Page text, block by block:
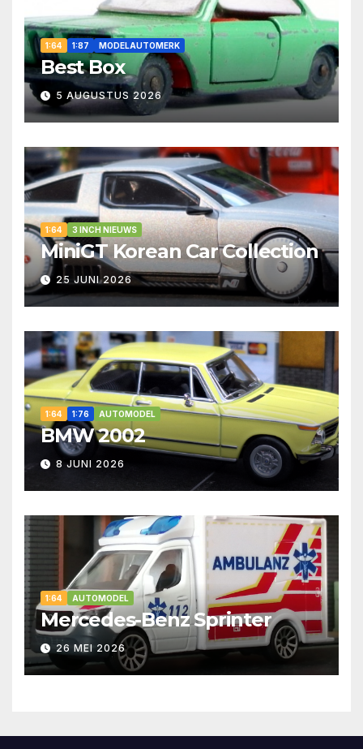
1:64 1:87 MODELAUTOMERK
Best Box
5 AUGUSTUS 2026
1:64 3 INCH NIEUWS
MiniGT Korean Car Collection
25 JUNI 2026
1:64 1:76 AUTOMODEL
BMW 2002
8 JUNI 2026
1:64 AUTOMODEL
Mercedes-Benz Sprinter
26 MEI 2026